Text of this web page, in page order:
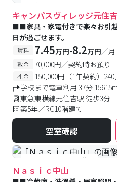
#食事付き #女性専用フロアあ
キャンパスヴィレッジ元住
■■家具・家電付きで楽々お引
日が過ごせます。
賃料 7.45万円-8.2万円／月
敷金 70,000円／契約時お預り
礼金
150,000円（1年契約）
学校まで電車利用 37分
東急東横線元住吉駅 徒歩3分
築5年／RC10階建て
空室確認
#予約受付中 #空室待ち
Ｎａｓｉｃ中山